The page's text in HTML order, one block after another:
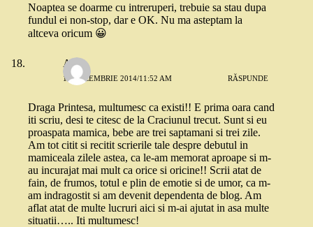
Noaptea se doarme cu intreruperi, trebuie sa stau dupa
fundul ei non-stop, dar e OK. Nu ma asteptam la
altceva oricum 😀
Alina
15 DECEMBRIE 2014/11:52 AM RĂSPUNDE
Draga Printesa, multumesc ca existi!! E prima oara cand
iti scriu, desi te citesc de la Craciunul trecut. Sunt si eu
proaspata mamica, bebe are trei saptamani si trei zile.
Am tot citit si recitit scrierile tale despre debutul in
mamiceala zilele astea, ca le-am memorat aproape si m-
au incurajat mai mult ca orice si oricine!! Scrii atat de
fain, de frumos, totul e plin de emotie si de umor, ca m-
am indragostit si am devenit dependenta de blog. Am
aflat atat de multe lucruri aici si m-ai ajutat in asa multe
situatii….. Iti multumesc!